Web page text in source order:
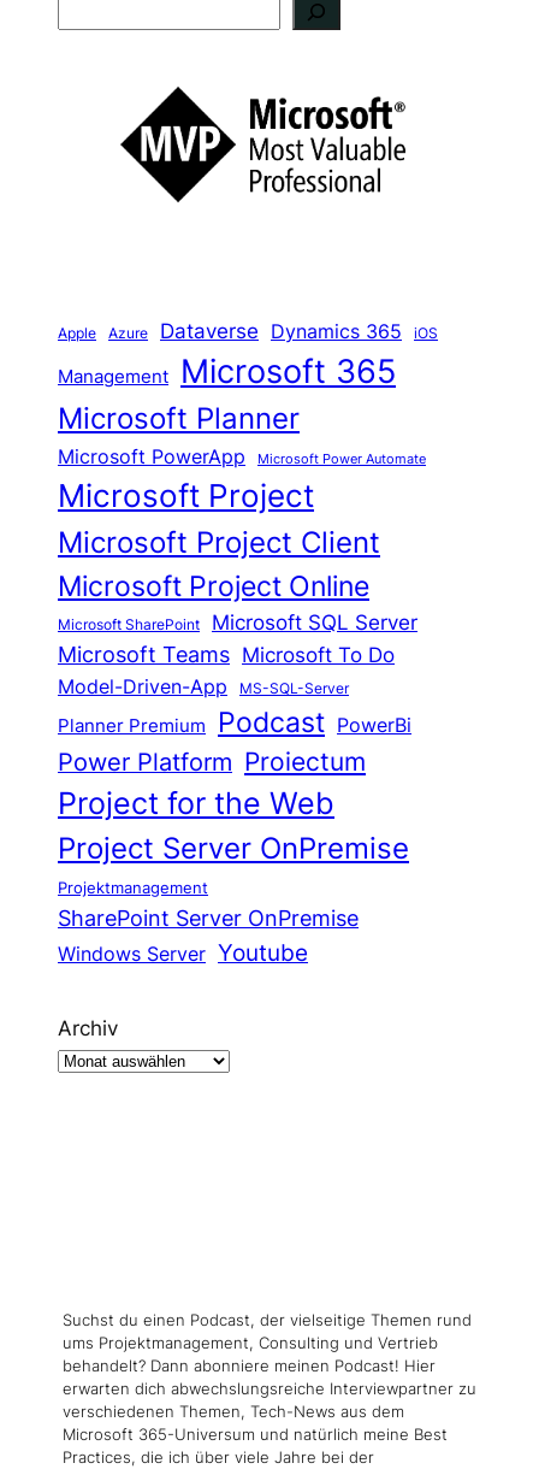
Apple Azure Dataverse Dynamics 365 iOS
Management Microsoft 365
Microsoft Planner
Microsoft PowerApp Microsoft Power Automate
Microsoft Project
Microsoft Project Client
Microsoft Project Online
Microsoft SharePoint Microsoft SQL Server
Microsoft Teams Microsoft To Do
Model-Driven-App MS-SQL-Server
Planner Premium Podcast PowerBi
Power Platform Proiectum
Project for the Web
Project Server OnPremise
Projektmanagement
SharePoint Server OnPremise
Windows Server Youtube
Archiv
Suchst du einen Podcast, der vielseitige Themen rund
ums Projektmanagement, Consulting und Vertrieb
behandelt? Dann abonniere meinen Podcast! Hier
erwarten dich abwechslungsreiche Interviewpartner zu
verschiedenen Themen, Tech-News aus dem
Microsoft 365-Universum und natürlich meine Best
Practices, die ich über viele Jahre bei der